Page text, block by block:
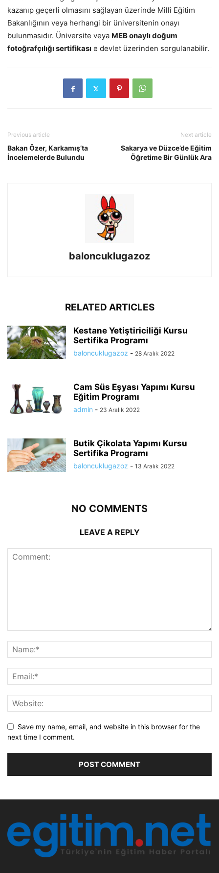
kazanıp geçerli olmasını sağlayan üzerinde Millî Eğitim
Bakanlığının veya herhangi bir üniversitenin onayı
bulunmasıdır. Üniversite veya MEB onaylı doğum
fotoğrafçılığı sertifikası e devlet üzerinden sorgulanabilir.
Previous article
Bakan Özer, Karkamış’ta
İncelemelerde Bulundu
Next article
Sakarya ve Düzce’de Eğitim
Öğretime Bir Günlük Ara
baloncuklugazoz
RELATED ARTICLES
Kestane Yetiştiriciliği Kursu
Sertifika Programı
baloncuklugazoz - 28 Aralık 2022
Cam Süs Eşyası Yapımı Kursu
Eğitim Programı
admin - 23 Aralık 2022
Butik Çikolata Yapımı Kursu
Sertifika Programı
baloncuklugazoz - 13 Aralık 2022
NO COMMENTS
LEAVE A REPLY
Save my name, email, and website in this browser for the
next time I comment.